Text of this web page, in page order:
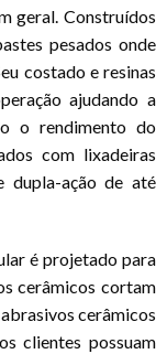
geral. Construídos
pesados onde
costado e resinas
ajudando a
o rendimento do
com lixadeiras
dupla-ação de até
é projetado para
cerâmicos cortam
cerâmicos
clientes possuam